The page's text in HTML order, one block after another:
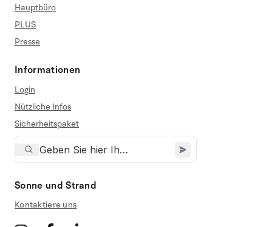
Hauptbüro
PLUS
Presse
Informationen
Login
Nützliche Infos
Sicherheitspaket
Sonne und Strand
Kontaktiere uns